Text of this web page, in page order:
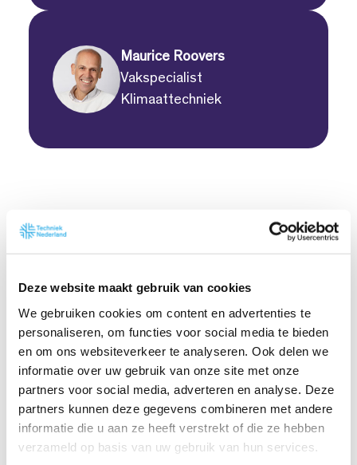
Deze website maakt gebruik van cookies
We gebruiken cookies om content en advertenties te
personaliseren, om functies voor social media te bieden
en om ons websiteverkeer te analyseren. Ook delen we
informatie over uw gebruik van onze site met onze
partners voor social media, adverteren en analyse. Deze
partners kunnen deze gegevens combineren met andere
informatie die u aan ze heeft verstrekt of die ze hebben
verzameld op basis van uw gebruik van hun services.
Maurice Roovers
Vakspecialist
Klimaattechniek
Duurzame en betrouwbare
energievoorziening
Ons standpunt
Techniek Nederland vindt dat de overheid meer
zou moeten doen om de toepassing van
thuisbatterijen en buurtbatterijen te stimuleren